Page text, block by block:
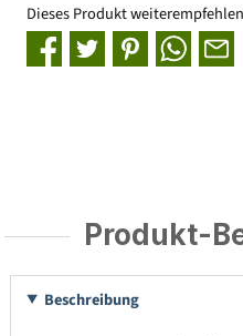
Dieses Produkt
Produkt-
Beschreibung